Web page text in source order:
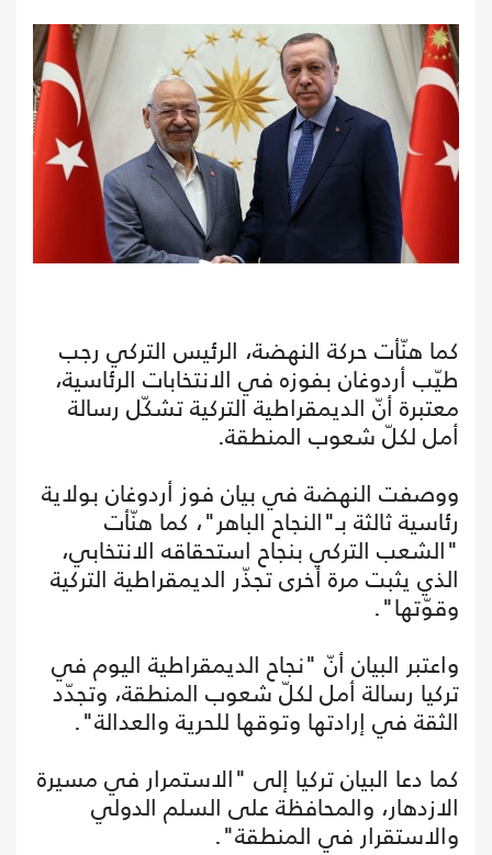
كما هنّأت حركة النهضة، الرئيس التركي رجب
طيّب أردوغان بفوزه في الانتخابات الرئاسية،
معتبرة أنّ الديمقراطية التركية تشكّل رسالة
أمل لكلّ شعوب المنطقة.
ووصفت النهضة في بيان فوز أردوغان بولاية
رئاسية ثالثة بـ"النجاح الباهر"، كما هنّأت
"الشعب التركي بنجاح استحقاقه الانتخابي،
الذي يثبت مرة أخرى تجذّر الديمقراطية التركية
وقوّتها".
واعتبر البيان أنّ "نجاح الديمقراطية اليوم في
تركيا رسالة أمل لكلّ شعوب المنطقة، وتجدّد
الثقة في إرادتها وتوقها للحرية والعدالة".
كما دعا البيان تركيا إلى "الاستمرار في مسيرة
الازدهار، والمحافظة على السلم الدولي
والاستقرار في المنطقة".